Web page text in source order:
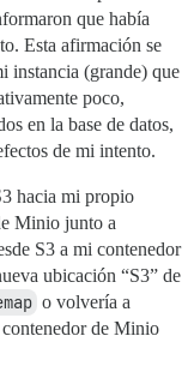
que había
Esta afirmación se
instancia (grande) que
poco,
en la base de datos,
de mi intento.
hacia mi propio
Minio junto a
S3 a mi contenedor
ubicación “S3” de
o volvería a
de Minio